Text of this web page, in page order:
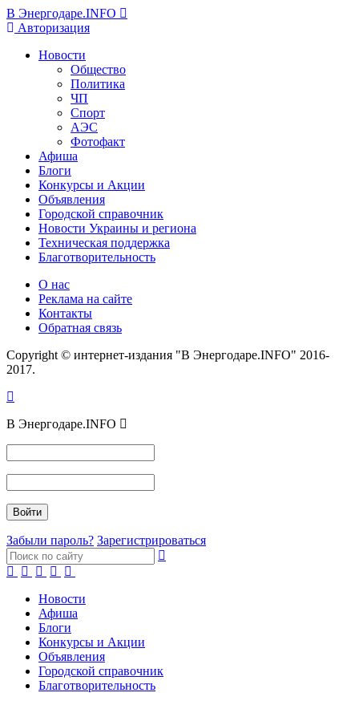
В Энергодаре.INFO
Авторизация
Новости
Общество
Политика
ЧП
Спорт
АЭС
Фотофакт
Афиша
Блоги
Конкурсы и Акции
Объявления
Городской справочник
Новости Украины и региона
Техническая поддержка
Благотворительность
О нас
Реклама на сайте
Контакты
Обратная связь
Copyright © интернет-издания "В Энергодаре.INFO" 2016-
2017.
В Энергодаре.INFO
Забыли пароль? Зарегистрироваться
Новости
Афиша
Блоги
Конкурсы и Акции
Объявления
Городской справочник
Благотворительность